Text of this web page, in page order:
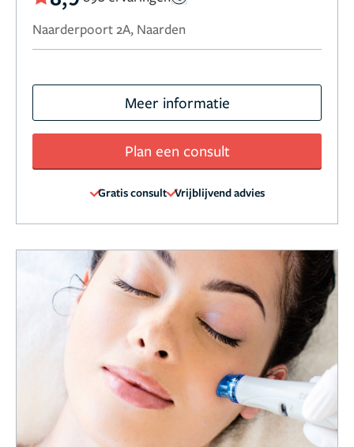
Naarderpoort 2A, Naarden
Meer informatie
Plan een consult
Gratis consult Vrijblijvend advies